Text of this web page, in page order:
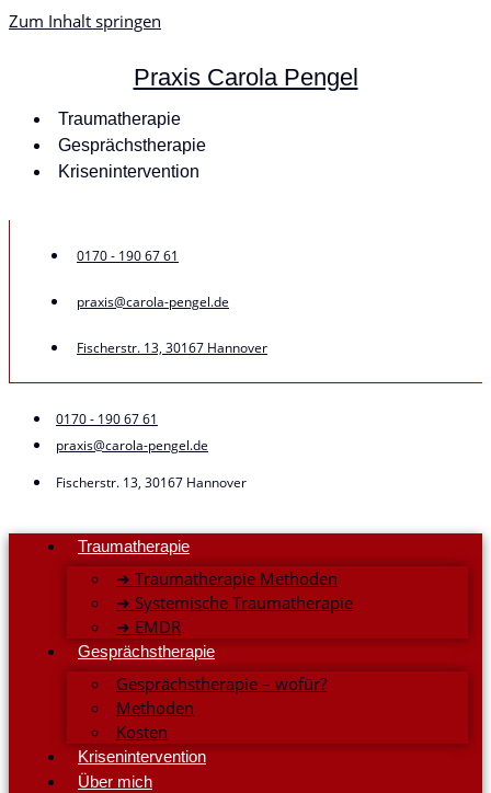
Zum Inhalt springen
Praxis Carola Pengel
Traumatherapie
Gesprächstherapie
Krisenintervention
0170 - 190 67 61
praxis@carola-pengel.de
Fischerstr. 13, 30167 Hannover
0170 - 190 67 61
praxis@carola-pengel.de
Fischerstr. 13, 30167 Hannover
Traumatherapie
➜ Traumatherapie Methoden
➜ Systemische Traumatherapie
➜ EMDR
Gesprächstherapie
Gesprächstherapie – wofür?
Methoden
Kosten
Krisenintervention
Über mich